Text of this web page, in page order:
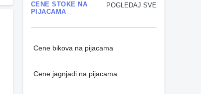
POGLEDAJ SVE
CENE STOKE NA
PIJACAMA
Cene bikova na pijacama
Cene jagnjadi na pijacama